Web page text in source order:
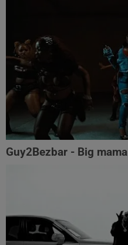
Guy2Bezbar - Big mama